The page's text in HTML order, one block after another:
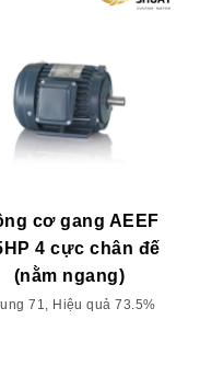
cơ gang AEEF
4 cực chân đế
(nằm ngang)
71, Hiệu quả 73.5%